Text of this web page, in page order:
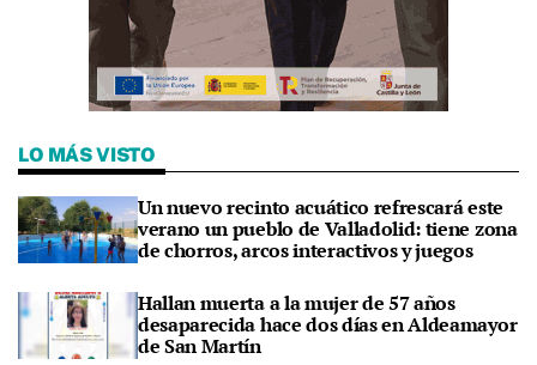
LO MÁS VISTO
Un nuevo recinto acuático refrescará este
verano un pueblo de Valladolid: tiene zona
de chorros, arcos interactivos y juegos
Hallan muerta a la mujer de 57 años
desaparecida hace dos días en Aldeamayor
de San Martín